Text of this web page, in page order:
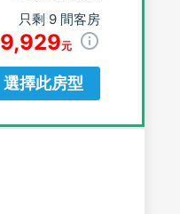
只剩 9 間客房
9,929元
選擇此房型